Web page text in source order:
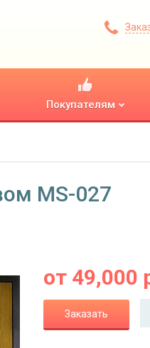
Покупателям
MS-027
от 49,000
Заказать